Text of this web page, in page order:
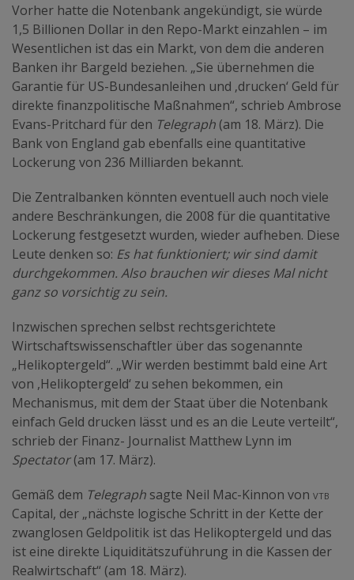
Vorher hatte die Notenbank angekündigt, sie würde
1,5 Billionen Dollar in den Repo-Markt einzahlen – im
Wesentlichen ist das ein Markt, von dem die anderen
Banken ihr Bargeld beziehen. „Sie übernehmen die
Garantie für US-Bundesanleihen und ‚drucken‘ Geld für
direkte finanzpolitische Maßnahmen“, schrieb Ambrose
Evans-Pritchard für den Telegraph (am 18. März). Die
Bank von England gab ebenfalls eine quantitative
Lockerung von 236 Milliarden bekannt.
Die Zentralbanken könnten eventuell auch noch viele
andere Beschränkungen, die 2008 für die quantitative
Lockerung festgesetzt wurden, wieder aufheben. Diese
Leute denken so: Es hat funktioniert; wir sind damit
durchgekommen. Also brauchen wir dieses Mal nicht
ganz so vorsichtig zu sein.
Inzwischen sprechen selbst rechtsgerichtete
Wirtschaftswissenschaftler über das sogenannte
„Helikoptergeld“. „Wir werden bestimmt bald eine Art
von ,Helikoptergeld‘ zu sehen bekommen, ein
Mechanismus, mit dem der Staat über die Notenbank
einfach Geld drucken lässt und es an die Leute verteilt“,
schrieb der Finanz- Journalist Matthew Lynn im
Spectator(am 17. März).
Gemäß dem Telegraph sagte Neil Mac-Kinnon von vtb
Capital, der „nächste logische Schritt in der Kette der
zwanglosen Geldpolitik ist das Helikoptergeld und das
ist eine direkte Liquiditätszuführung in die Kassen der
Realwirtschaft“ (am 18. März).